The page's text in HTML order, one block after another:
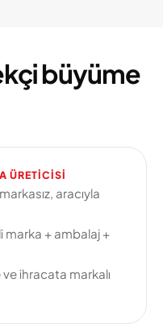
büyüme
ÜRETICISI
aracıyla
marka + ambalaj +
ihracata markalı